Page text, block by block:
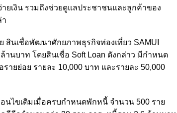
ยเงิน รวมถึงช่วยดูแลประชาชนและลูกค้าของ
า
สินเชื่อพัฒนาศักยภาพธุรกิจท่องเที่ยว SAMUI
านบาท โดยสินเชื่อ Soft Loan ดังกล่าว มีกำหนด
ยย่อย รายละ 10,000 บาท และรายละ 50,000
ไขเดิมเมื่อครบกำหนดพักหนี้ จำนวน 500 ราย